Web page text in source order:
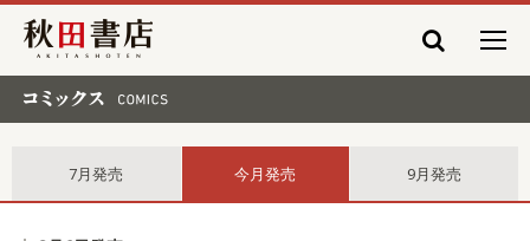
秋田書店
7月発売 今月発売 9月発売